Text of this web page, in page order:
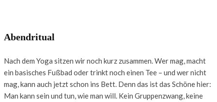
Abendritual
Nach dem Yoga sitzen wir noch kurz zusammen. Wer mag, macht
ein basisches Fußbad oder trinkt noch einen Tee – und wer nicht
mag, kann auch jetzt schon ins Bett. Denn das ist das Schöne hier:
Man kann sein und tun, wie man will. Kein Gruppenzwang, keine